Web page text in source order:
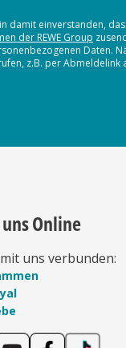
damit einverstanden,
der REWE Group
Daten.
z.B. per Abmeldelink
Online
uns verbunden: